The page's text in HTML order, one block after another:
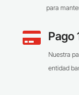
para
 Pago
Nuestra
entidad